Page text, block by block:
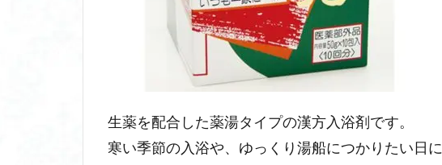
生薬を配合した薬湯タイプの漢方入浴剤です。
寒い季節の入浴や、ゆっくり湯船につかりたい日に